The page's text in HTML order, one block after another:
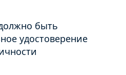
быть
удостоверение